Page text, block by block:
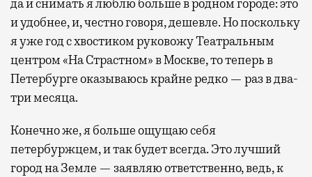
да и снимать я люблю больше в родном городе: это
и удобнее, и, честно говоря, дешевле. Но поскольку
я уже год с хвостиком руковожу Театральным
центром «На Страстном» в Москве, то теперь в
Петербурге оказываюсь крайне редко — раз в два-
три месяца.
Конечно же, я больше ощущаю себя
петербуржцем, и так будет всегда. Это лучший
город на Земле — заявляю ответственно, ведь, к